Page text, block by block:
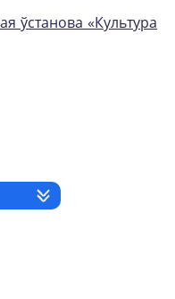
ўстанова «Культура